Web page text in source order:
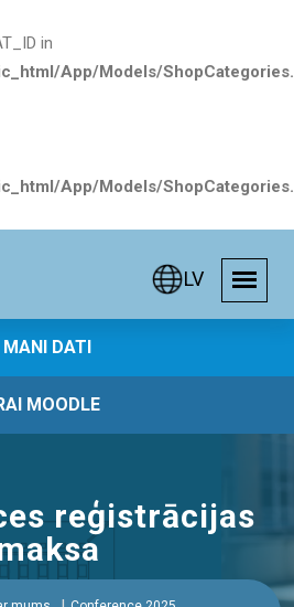
in
App/Models/
App/Models/
LV
MANI DATI
MOODLE
reģistrācijas